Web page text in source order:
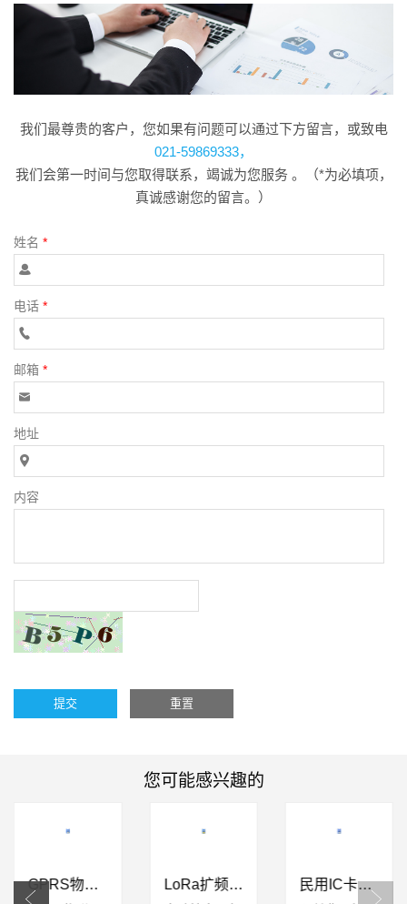
我们最尊贵的客户，您如果有问题可以通过下方留言，或致电
021-59869333，
我们会第一时间与您取得联系，竭诚为您服务 。（*为必填项，
真诚感谢您的留言。）
姓名 *
电话 *
邮箱 *
地址
内容
提交 重置
您可能感兴趣的
模块化智能
NB-IoT物联
IG1.6SM/